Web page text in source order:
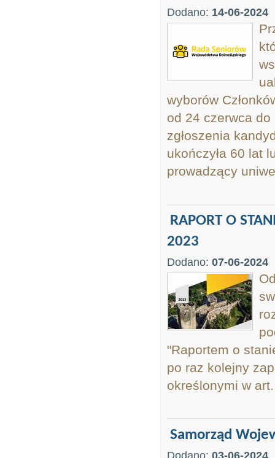
Dodano: 14-06-2024
wyborów
od 24 czerwca do
zgłoszenia
ukończyła 60 lat
prowadzący
RAPORT O
2023
Dodano: 07-06-2024
"Raportem o
po raz kolejny
określonymi w
Samorząd
Dodano: 03-06-2024